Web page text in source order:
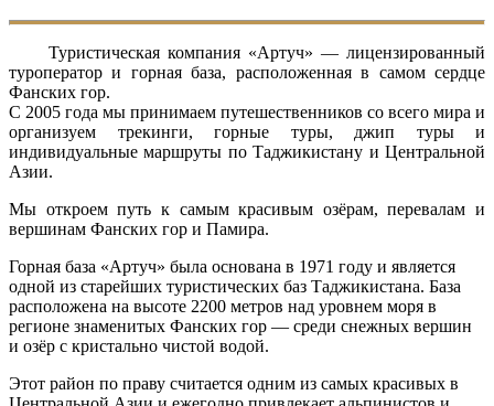
Туристическая компания «Артуч» — лицензированный
туроператор и горная база, расположенная в самом сердце
Фанских гор.
С 2005 года мы принимаем путешественников со всего мира и
организуем трекинги, горные туры, джип туры и
индивидуальные маршруты по Таджикистану и Центральной
Азии.
Мы откроем путь к самым красивым озёрам, перевалам и
вершинам Фанских гор и Памира.
Горная база «Артуч» была основана в 1971 году и является
одной из старейших туристических баз Таджикистана. База
расположена на высоте 2200 метров над уровнем моря в
регионе знаменитых Фанских гор — среди снежных вершин
и озёр с кристально чистой водой.
Этот район по праву считается одним из самых красивых в